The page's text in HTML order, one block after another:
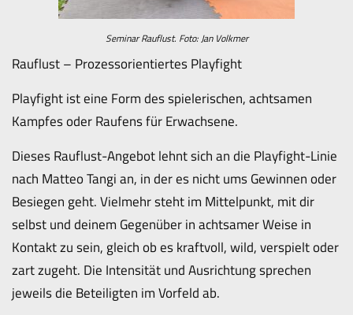
Seminar Rauflust. Foto: Jan Volkmer
Rauflust – Prozessorientiertes Playfight
Playfight ist eine Form des spielerischen, achtsamen
Kampfes oder Raufens für Erwachsene.
Dieses Rauflust-Angebot lehnt sich an die Playfight-Linie
nach Matteo Tangi an, in der es nicht ums Gewinnen oder
Besiegen geht. Vielmehr steht im Mittelpunkt, mit dir
selbst und deinem Gegenüber in achtsamer Weise in
Kontakt zu sein, gleich ob es kraftvoll, wild, verspielt oder
zart zugeht. Die Intensität und Ausrichtung sprechen
jeweils die Beteiligten im Vorfeld ab.